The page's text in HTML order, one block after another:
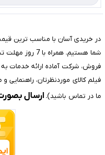
تماس با ما
در خریدی آسان با مناسب ترین
شما هستیم.
فروش، شرکت آماده ارائه خدمات
ما در تماس باشید).ارسال